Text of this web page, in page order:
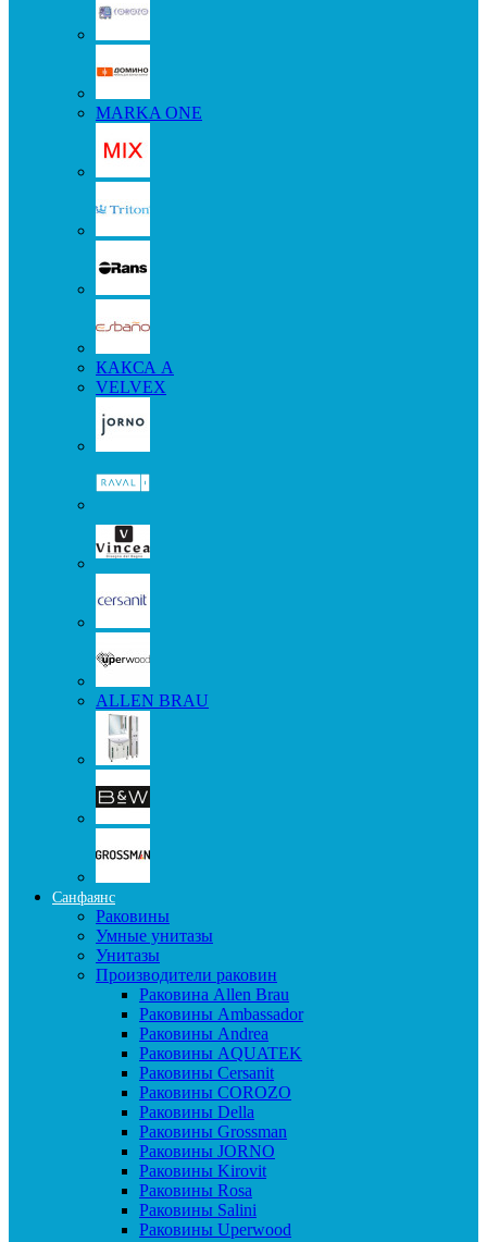
MARKA ONE
КАКСА А
VELVEX
ALLEN BRAU
Санфаянс
Раковины
Умные унитазы
Унитазы
Производители раковин
Раковина Allen Brau
Раковины Ambassador
Раковины Andrea
Раковины AQUATEK
Раковины Cersanit
Раковины COROZO
Раковины Della
Раковины Grossman
Раковины JORNO
Раковины Kirovit
Раковины Rosa
Раковины Salini
Раковины Uperwood